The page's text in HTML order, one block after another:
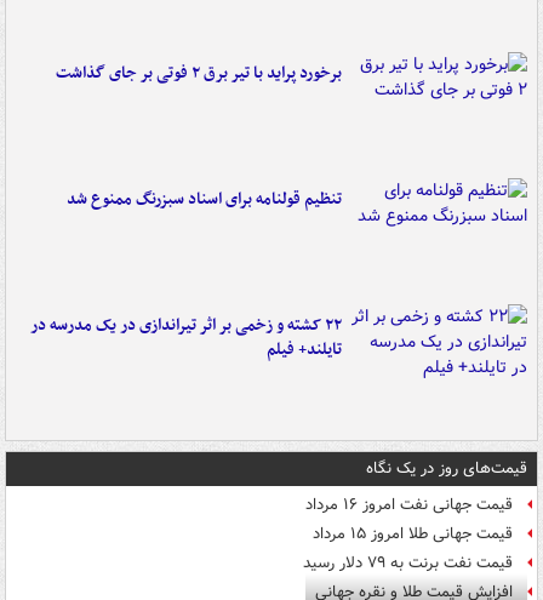
برخورد پراید با تیر برق ۲ فوتی بر جای گذاشت
تنظیم قولنامه برای اسناد سبزرنگ ممنوع شد
۲۲ کشته و زخمی بر اثر تیراندازی در یک مدرسه در
تایلند+ فیلم
قیمت‌های روز در یک نگاه
قیمت جهانی نفت امروز ۱۶ مرداد
قیمت جهانی طلا امروز ۱۵ مرداد
قیمت نفت برنت به ۷۹ دلار رسید
افزایش قیمت طلا و نقره جهانی